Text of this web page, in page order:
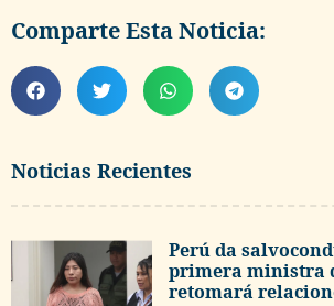
Noticias Recientes
Perú da
primera ministra
retomará
Comparte Esta Noticia: